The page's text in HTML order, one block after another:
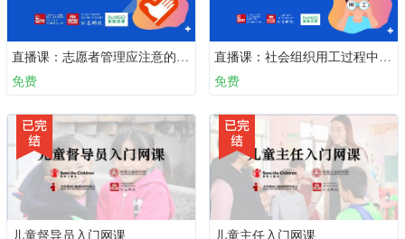
直播课：志愿者管理应注意的法律问题
免费
直播课：社会组织用工过程中的法律问题
免费
儿童督导员入门网课
儿童主任入门网课